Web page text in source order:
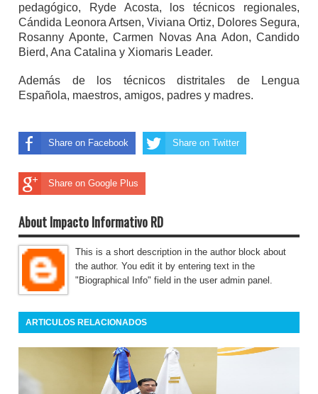
pedagógico, Ryde Acosta, los técnicos regionales,
Cándida Leonora Artsen, Viviana Ortiz, Dolores Segura,
Rosanny Aponte, Carmen Novas Ana Adon, Candido
Bierd, Ana Catalina y Xiomaris Leader.
Además de los técnicos distritales de Lengua
Española, maestros, amigos, padres y madres.
Share on Facebook Share on Twitter
Share on Google Plus
About Impacto Informativo RD
This is a short description in the author block about
the author. You edit it by entering text in the
"Biographical Info" field in the user admin panel.
ARTICULOS RELACIONADOS